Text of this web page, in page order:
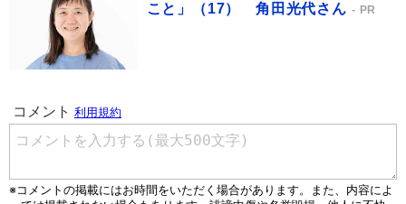
こと」（17） 角田光代さん
PR